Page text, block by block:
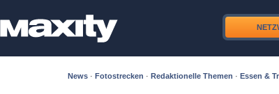
News · Fotostrecken · Redaktionelle Themen · Essen &